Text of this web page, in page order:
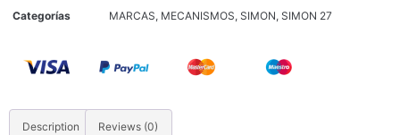
Categorías
MARCAS, MECANISMOS, SIMON, SIMON 27
Description Reviews (0)